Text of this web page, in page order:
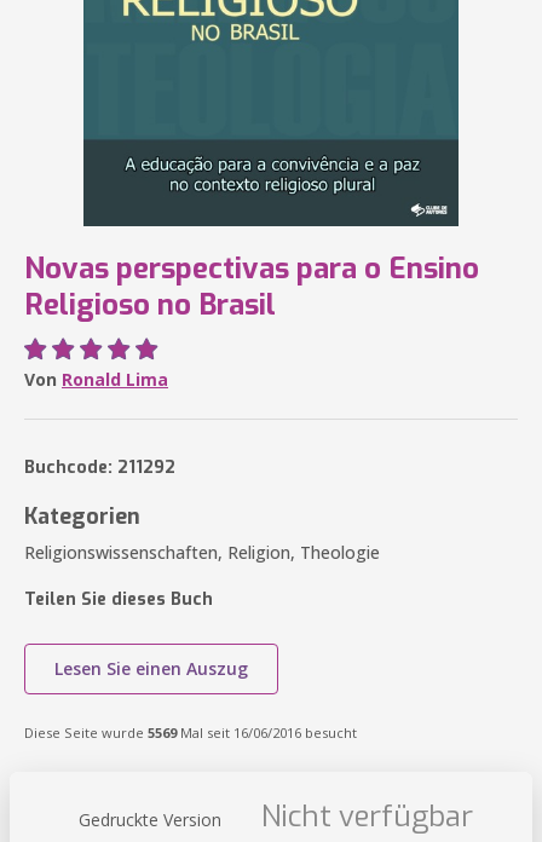
Novas perspectivas para o Ensino
Religioso no Brasil
Von Ronald Lima
Buchcode: 211292
Kategorien
Religionswissenschaften, Religion, Theologie
Teilen Sie dieses Buch
Lesen Sie einen Auszug
Diese Seite wurde 5569Mal seit 16/06/2016 besucht
Gedruckte Version Nicht verfügbar